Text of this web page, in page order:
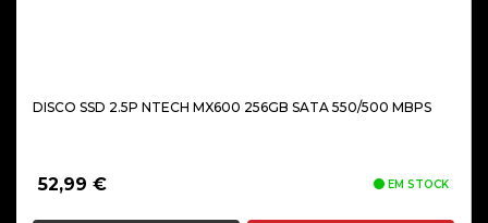
DISCO SSD 2.5P NTECH MX600 256GB SATA 550/500 MBPS
52,99 € EM STOCK